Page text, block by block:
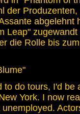
der
abgelehnt
Leap"
die Rolle bis
to do tours, I'd be
York. I now